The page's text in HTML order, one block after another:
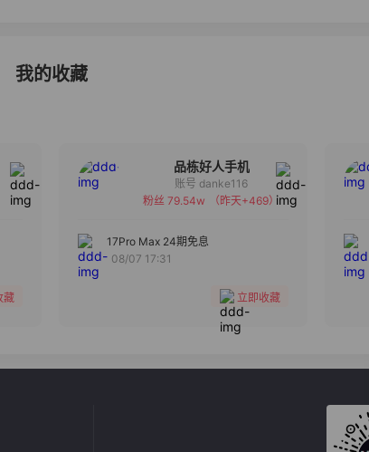
我的收藏
藏
品栋好人手机
备注
分组
账号 danke116
粉丝 79.54w
（昨天+469）
17Pro Max 24期免息
08/07 17:31
立即收藏